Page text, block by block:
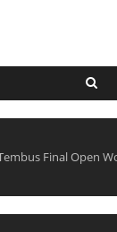
Final Open